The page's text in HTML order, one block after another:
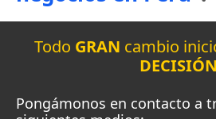
Todo GRAN cambio
DECISIÓN
Pongámonos en contacto a